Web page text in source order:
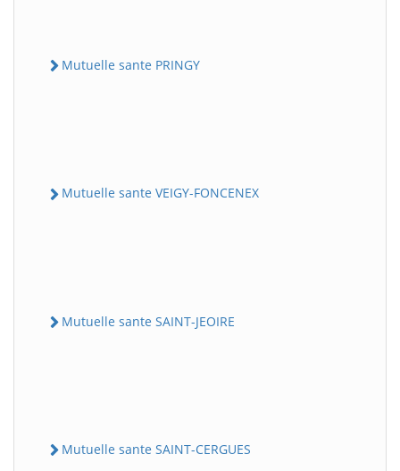
Mutuelle sante PRINGY
Mutuelle sante VEIGY-FONCENEX
Mutuelle sante SAINT-JEOIRE
Mutuelle sante SAINT-CERGUES